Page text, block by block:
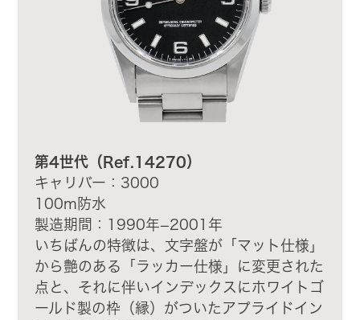
第4世代（Ref.14270）
キャリバー：3000
100m防水
製造期間：1990年−2001年
いちばんの特徴は、文字盤が「マット仕様」
から艶のある「ラッカー仕様」に変更された
点と、それに伴いインデックスにホワイトゴ
ールド製の枠（縁）がついたアプライドイン